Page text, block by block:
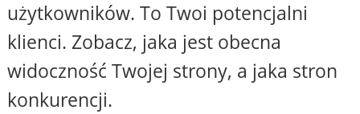
użytkowników. To Twoi potencjalni
klienci. Zobacz, jaka jest obecna
widoczność Twojej strony, a jaka stron
konkurencji.